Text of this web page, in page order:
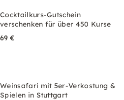
Cocktailkurs-Gutschein
verschenken für über 450 Kurse
69 €
Weinsafari mit 5er-Verkostung &
Spielen in Stuttgart